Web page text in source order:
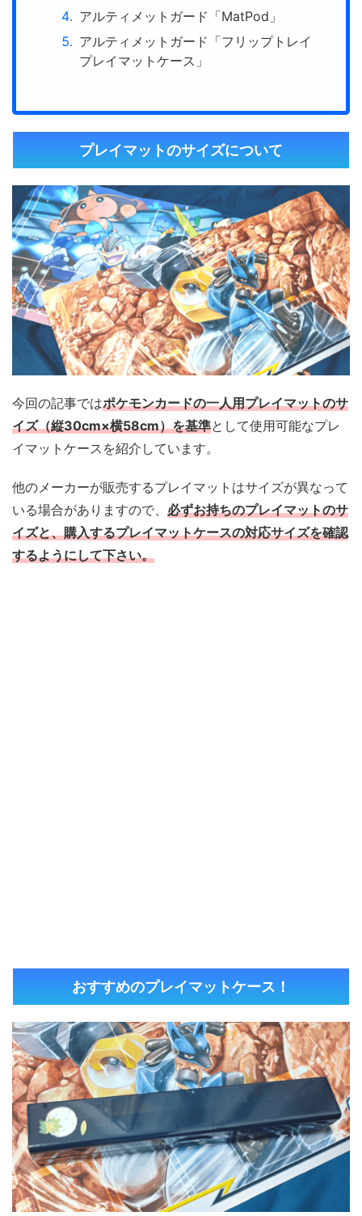
アルティメットガード「MatPod」
アルティメットガード「フリップトレイ
プレイマットケース」
プレイマットのサイズについて
今回の記事ではポケモンカードの一人用プレイマットのサ
イズ（縦30cm×横58cm）を基準として使用可能なプレ
イマットケースを紹介しています。
他のメーカーが販売するプレイマットはサイズが異なって
いる場合がありますので、 必ずお持ちのプレイマットのサ
イズと、購入するプレイマットケースの対応サイズを確認
するようにして下さい。
おすすめのプレイマットケース！